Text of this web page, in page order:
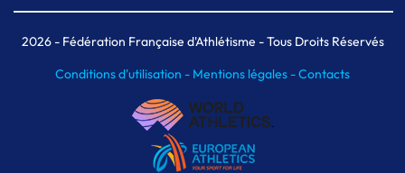
Meeting de Paris indoor
MAIF Ekiden de Paris
2026- Fédération Française d'Athlétisme - Tous Droits Réservés
Conditions d'utilisation - Mentions légales -Contacts